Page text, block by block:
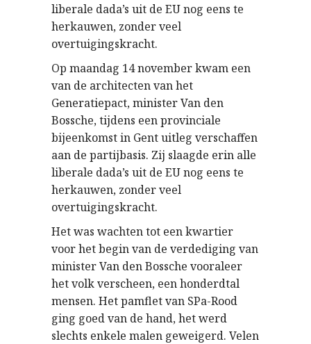
liberale dada’s uit de EU nog eens te
herkauwen, zonder veel
overtuigingskracht.
Op maandag 14 november kwam een
van de architecten van het
Generatiepact, minister Van den
Bossche, tijdens een provinciale
bijeenkomst in Gent uitleg verschaffen
aan de partijbasis. Zij slaagde erin alle
liberale dada’s uit de EU nog eens te
herkauwen, zonder veel
overtuigingskracht.
Het was wachten tot een kwartier
voor het begin van de verdediging van
minister Van den Bossche vooraleer
het volk verscheen, een honderdtal
mensen. Het pamflet van SPa-Rood
ging goed van de hand, het werd
slechts enkele malen geweigerd. Velen